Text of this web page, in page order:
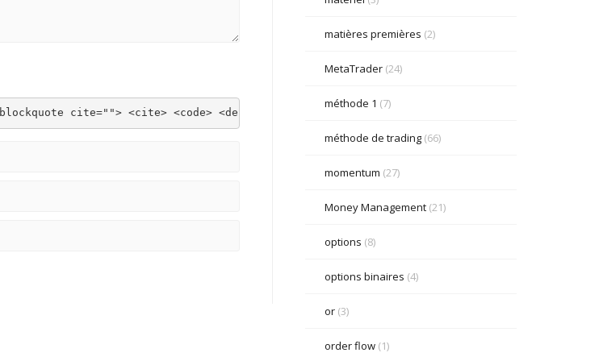
cite=""> <cite> <code> <del datetime=""> <em> <i> <q cite=""> <strike> <strong>
matières premières (2)
MetaTrader(24)
méthode 1 (7)
méthode de trading(66)
momentum (27)
Money Management(21)
options (8)
options binaires (4)
or(3)
order flow(1)